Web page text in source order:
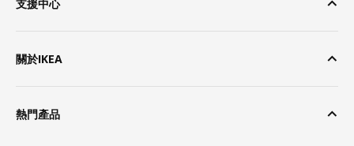
支援中心
關於IKEA
熱門產品